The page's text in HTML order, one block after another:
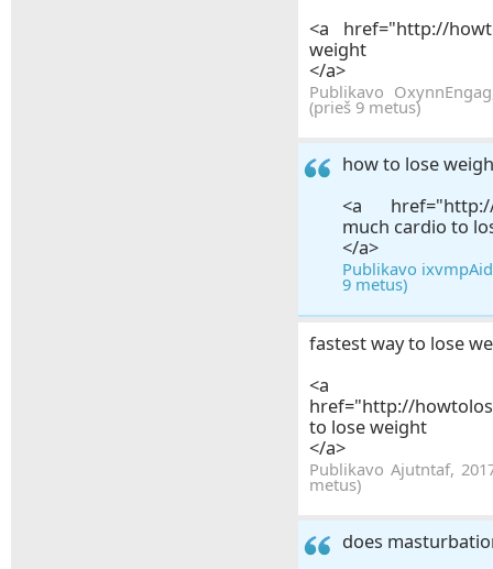
<a href="http://
weight
</a>
Publikavo
(prieš 9 metus)
how to lose
<a href="http://
much cardio to
</a>
Publikavo
9 metus)
fastest way to lose
<a
href="http://
to lose weight
</a>
Publikavo Ajutntaf,
metus)
does